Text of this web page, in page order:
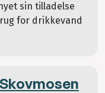
sin tilladelse
for drikkevand